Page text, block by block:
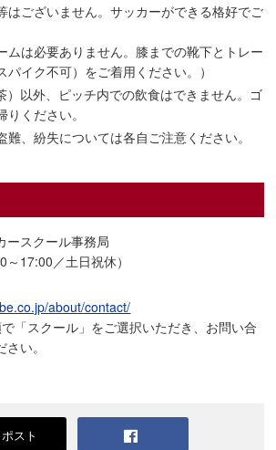
はございません。サッカーができる格好でご
ムは必要ありません。膝までの靴下とトレー
パイク不可）をご着用ください。）
）以外、ピッチ内での飲食はできません。ゴ
ください。
難、紛失については各自ご注意ください。
ースクール事務局
17:00／土日祝休）
about/contact/
「スクール」をご選択いただき、お問い合
い。
ポスト